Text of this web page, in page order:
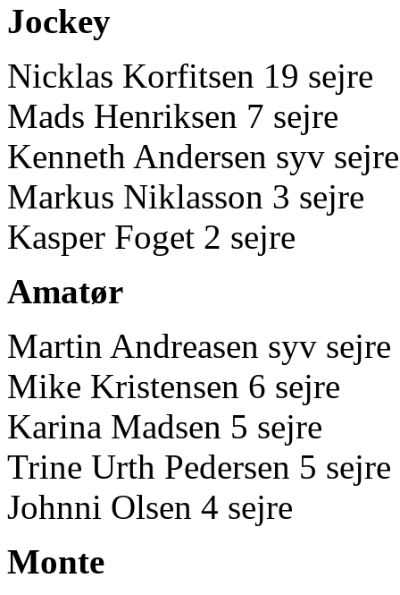
Jockey
Nicklas Korfitsen 19 sejre
Mads Henriksen 7 sejre
Kenneth Andersen syv sejre
Markus Niklasson 3 sejre
Kasper Foget 2 sejre
Amatør
Martin Andreasen syv sejre
Mike Kristensen 6 sejre
Karina Madsen 5 sejre
Trine Urth Pedersen 5 sejre
Johnni Olsen 4 sejre
Monte